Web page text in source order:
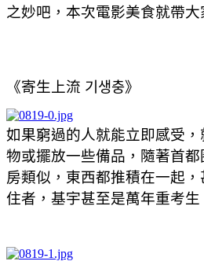
之妙吧，本次電影美食就帶大
《寄生上流 기생충》
如果窮過的人就能立即感受
物或擺放一些備品，隨著首
房類似，東西都推積在一起
住者，基宇甚至是萬年重考